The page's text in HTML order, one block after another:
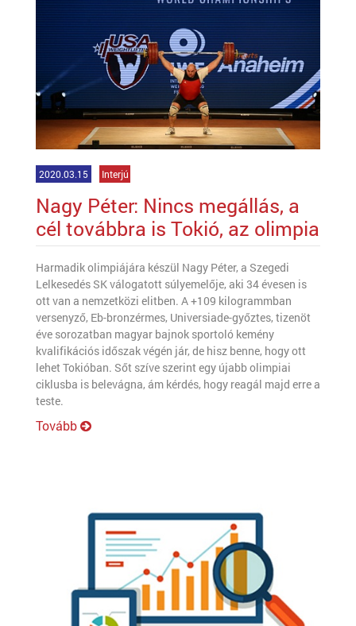
2020.03.15 Interjú
Nagy Péter: Nincs megállás, a
cél továbbra is Tokió, az olimpia
Harmadik olimpiájára készül Nagy Péter, a Szegedi
Lelkesedés SK válogatott súlyemelője, aki 34 évesen is
ott van a nemzetközi elitben. A +109 kilogrammban
versenyző, Eb-bronzérmes, Universiade-győztes, tizenöt
éve sorozatban magyar bajnok sportoló kemény
kvalifikációs időszak végén jár, de hisz benne, hogy ott
lehet Tokióban. Sőt szíve szerint egy újabb olimpiai
ciklusba is belevágna, ám kérdés, hogy reagál majd erre a
teste.
Tovább